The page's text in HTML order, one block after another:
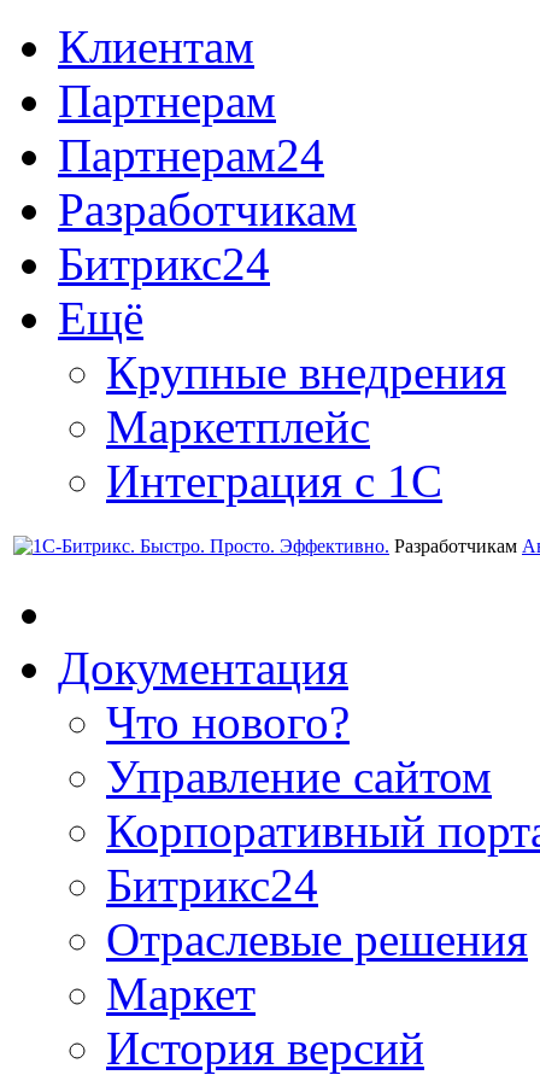
Клиентам
Партнерам
Партнерам24
Разработчикам
Битрикс24
Ещё
Крупные внедрения
Маркетплейс
Интеграция с 1С
Разработчикам
Документация
Что нового?
Управление сайтом
Корпоративный
Битрикс24
Отраслевые решения
Маркет
История версий